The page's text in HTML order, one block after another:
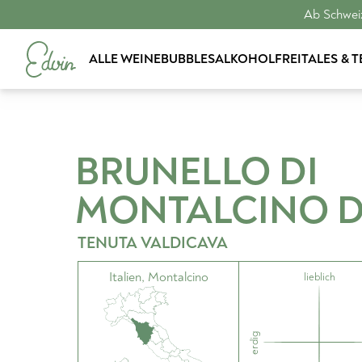
Ab
ALLE WEINEBUBBLESALKOHOLFREITALES &
BRUNELLO DI
MONTALCINO
TENUTA VALDICAVA
Italien, Montalcino lieblich
erdig